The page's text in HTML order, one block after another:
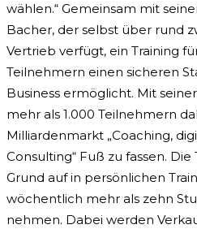
wählen.“ Gemeinsam mit
Bacher, der selbst über rund
Vertrieb verfügt, ein Training
Teilnehmern einen sicheren
Business ermöglicht. Mit
mehr als 1.000 Teilnehmern
Milliardenmarkt „Coaching,
Consulting“ Fuß zu fassen.
Grund auf in persönlichen
wöchentlich mehr als zehn
nehmen. Dabei werden